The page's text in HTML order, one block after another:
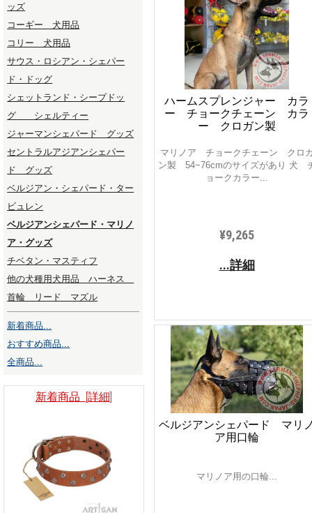
ッズ
コーギー 犬用品
コリー 犬用品
サウス・ロシアン・シェパー
ド・ドッグ
シェットランド・シープドッ
グ シェルティー
ジャーマンシェパード グッズ
セントラルアジアンシェパー
ド グッズ
ベルジアン・シェパード・ター
ビュレン
ベルジアンシェパード・マリノ
ア・グッズ
チベタン・マスティフ
他の犬種用犬用品 ハーネス
首輪 リード マズル
新着商品...
おすすめ商品...
全商品...
新着商品 [詳細]
ハームスプレンジャー カラ
ー チョークチェーン カラ
ー クロガン製
マリノア チョークチェーン クロ
ン製 54−76cmのサイズがあり 犬
ョークカラー...
¥9,265
...詳細
ベルジアンシェパード マリ
ア用口輪
マリノア用の口輪...